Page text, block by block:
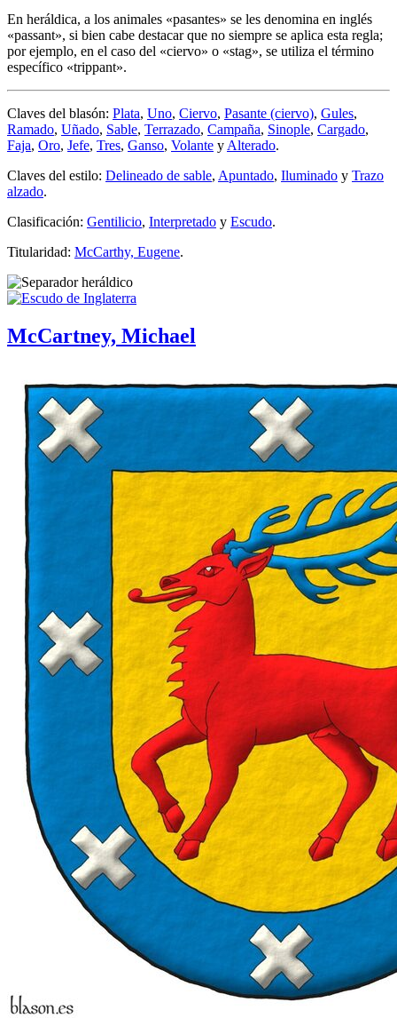
En heráldica, a los animales «pasantes» se les denomina en inglés
«passant», si bien cabe destacar que no siempre se aplica esta regla;
por ejemplo, en el caso del «ciervo» o «stag», se utiliza el término
específico «trippant».
Claves del blasón: Plata, Uno, Ciervo, Pasante (ciervo), Gules,
Ramado, Uñado, Sable, Terrazado, Campaña, Sinople, Cargado,
Faja, Oro, Jefe, Tres, Ganso, Volante y Alterado.
Claves del estilo: Delineado de sable, Apuntado, Iluminado y Trazo
alzado.
Clasificación: Gentilicio, Interpretado y Escudo.
Titularidad: McCarthy, Eugene.
McCartney, Michael